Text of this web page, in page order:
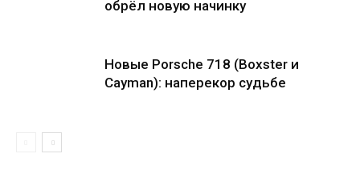
обрёл новую начинку
Новые Porsche 718 (Boxster и
Cayman): наперекор судьбе